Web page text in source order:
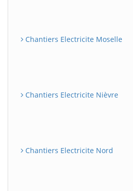
Chantiers Electricite Moselle
Chantiers Electricite Nièvre
Chantiers Electricite Nord